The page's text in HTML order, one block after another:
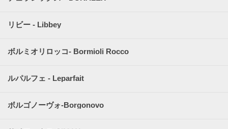
リビー - Libbey
ボルミオリロッコ- Bormioli Rocco
ルパルフェ - Leparfait
ボルゴノーヴォ-Borgonovo